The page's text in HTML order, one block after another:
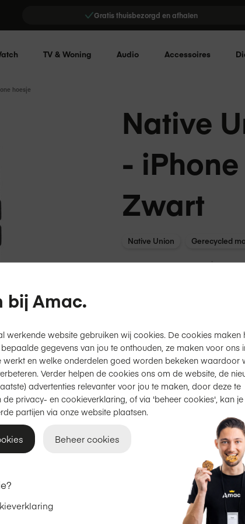
Gratis thuisbezorgd en afhalen
TV & Woning Audio Accessoires
hoesje
Native
-
Zwart
Native Union Gerecycled
100% gerecyled frame
Productinformatie
Gratis thuisbezorgdof
2 jaar garantie
Achteraf betalen met
€ 59,95
€ 49,95
bij Amac.
werkende website gebruiken wij cookies. De cookies maken
gegevens van jou te onthouden, ze maken voor ons
werkt en welke onderdelen goed worden bekeken waardoor
Verder helpen de cookies ons om de website, de
advertenties relevanter voor jou te maken, door deze te
de privacy- en cookieverklaring, of via 'beheer cookies', kan
partijen via onze website plaatsen.
Beheer cookies